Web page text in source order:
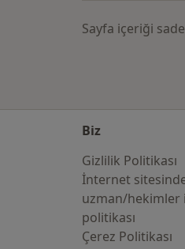
Sayfa içeriği
Biz
Gizlilik Politikası
İnternet
uzman/hekimler
politikası
Çerez Politikası